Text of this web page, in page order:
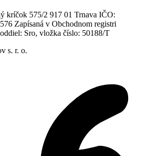
kríčok 575/2 917 01 Trnava IČO:
Zapísaná v Obchodnom registri
Sro, vložka číslo: 50188/T
s. r. o.